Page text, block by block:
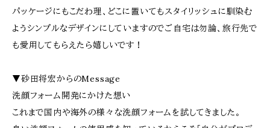
パッケージにもこだわ理、どこに置いてもスタイリッシュに馴染む
ようシンプルなデザインにしていますのでご自宅は勿論、旅行先で
も愛用してもらえたら嬉しいです！
▼砂田将宏からのMessage
洗顔フォーム開発にかけた想い
これまで国内や海外の様々な洗顔フォームを試してきました。